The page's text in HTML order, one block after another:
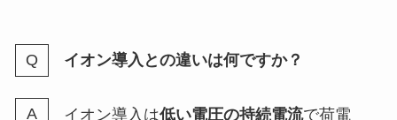
イオン導入との違いは何ですか？
イオン導入は低い電圧の持続電流で荷電